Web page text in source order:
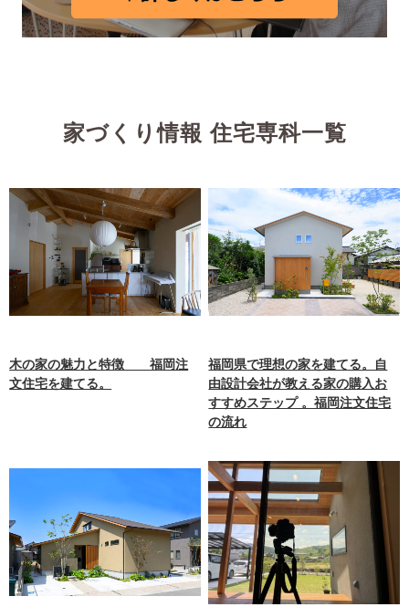
家づくり情報 住宅専科一覧
木の家の魅力と特徴 福岡注
文住宅を建てる。
福岡県で理想の家を建てる。自
由設計会社が教える家の購入お
すすめステップ 。福岡注文住宅
の流れ